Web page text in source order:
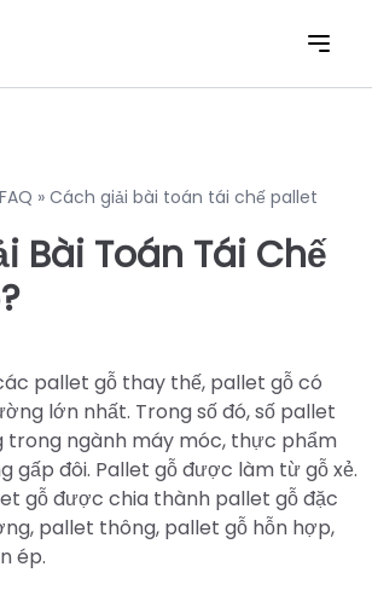
FAQ » Cách giải bài toán tái chế pallet
Bài Toán Tái Chế
pallet gỗ thay thế, pallet gỗ có
lớn nhất. Trong số đó, số pallet
trong ngành máy móc, thực phẩm
gấp đôi. Pallet gỗ được làm từ gỗ xẻ.
gỗ được chia thành pallet gỗ đặc
pallet thông, pallet gỗ hỗn hợp,
ép.